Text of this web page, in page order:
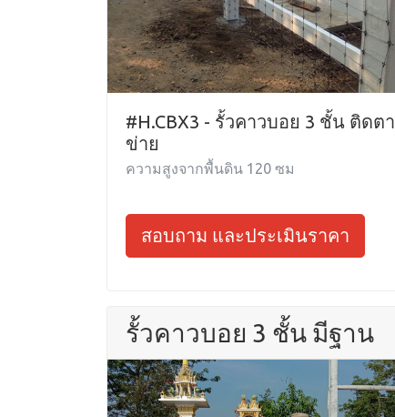
#H.CBX3 - รั้วคาวบอย 3 ชั้น ติดตา
ข่าย
ความสูงจากพื้นดิน 120 ซม
สอบถาม และประเมินราคา
รั้วคาวบอย 3 ชั้น มีฐาน